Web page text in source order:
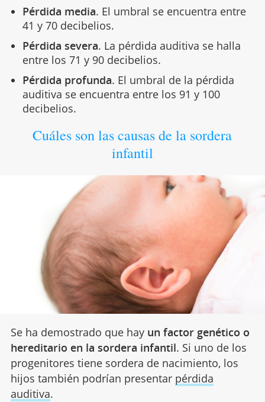
Pérdida media. El umbral se encuentra entre
41 y 70 decibelios.
Pérdida severa. La pérdida auditiva se halla
entre los 71 y 90 decibelios.
Pérdida profunda. El umbral de la pérdida
auditiva se encuentra entre los 91 y 100
decibelios.
Cuáles son las causas de la sordera
infantil
Se ha demostrado que hay un factor genético o
hereditario en la sordera infantil. Si uno de los
progenitores tiene sordera de nacimiento, los
hijos también podrían presentar pérdida
auditiva.